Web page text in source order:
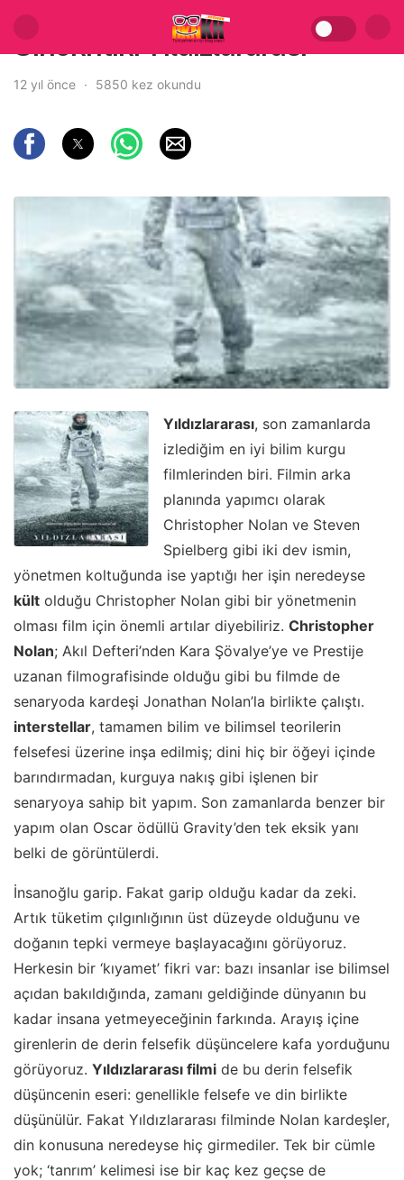
Sinekritik: Yıldızlararası
12 yıl önce 5850 kez okundu
Yıldızlararası, son zamanlarda
izlediğim en iyi bilim kurgu
filmlerinden biri. Filmin arka
planında yapımcı olarak
Christopher Nolan ve Steven
Spielberg gibi iki dev ismin,
yönetmen koltuğunda ise yaptığı her işin neredeyse
kült olduğu Christopher Nolan gibi bir yönetmenin
olması film için önemli artılar diyebiliriz. Christopher
Nolan; Akıl Defteri’nden Kara Şövalye’ye ve Prestije
uzanan filmografisinde olduğu gibi bu filmde de
senaryoda kardeşi Jonathan Nolan’la birlikte çalıştı.
interstellar, tamamen bilim ve bilimsel teorilerin
felsefesi üzerine inşa edilmiş; dini hiç bir öğeyi içinde
barındırmadan, kurguya nakış gibi işlenen bir
senaryoya sahip bit yapım. Son zamanlarda benzer bir
yapım olan Oscar ödüllü Gravity’den tek eksik yanı
belki de görüntülerdi.
İnsanoğlu garip. Fakat garip olduğu kadar da zeki.
Artık tüketim çılgınlığının üst düzeyde olduğunu ve
doğanın tepki vermeye başlayacağını görüyoruz.
Herkesin bir ‘kıyamet’ fikri var: bazı insanlar ise bilimsel
açıdan bakıldığında, zamanı geldiğinde dünyanın bu
kadar insana yetmeyeceğinin farkında. Arayış içine
girenlerin de derin felsefik düşüncelere kafa yorduğunu
görüyoruz. Yıldızlararası filmi de bu derin felsefik
düşüncenin eseri: genellikle felsefe ve din birlikte
düşünülür. Fakat Yıldızlararası filminde Nolan kardeşler,
din konusuna neredeyse hiç girmediler. Tek bir cümle
yok; ‘tanrım’ kelimesi ise bir kaç kez geçse de